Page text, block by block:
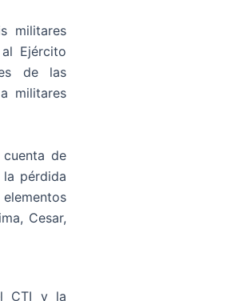
militares
Ejército
de las
militares
de
pérdida
Cesar,
CTI y la